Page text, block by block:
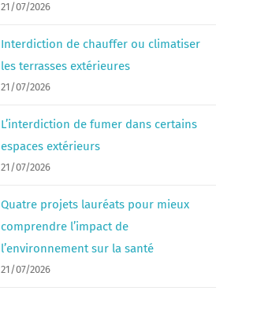
21/07/2026
Interdiction de chauffer ou climatiser
les terrasses extérieures
21/07/2026
L’interdiction de fumer dans certains
espaces extérieurs
21/07/2026
Quatre projets lauréats pour mieux
comprendre l’impact de
l’environnement sur la santé
21/07/2026